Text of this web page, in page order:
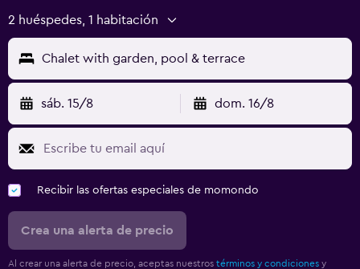
2 huéspedes, 1 habitación
Chalet with garden, pool & terrace
sáb. 15/8 dom. 16/8
Recibir las ofertas especiales de momondo
Crea una alerta de precio
Al crear una alerta de precio, aceptas nuestros términos y condiciones y